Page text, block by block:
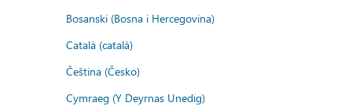
Bosanski (Bosna i Hercegovina)
Català (català)
Čeština (Česko)
Cymraeg (Y Deyrnas Unedig)